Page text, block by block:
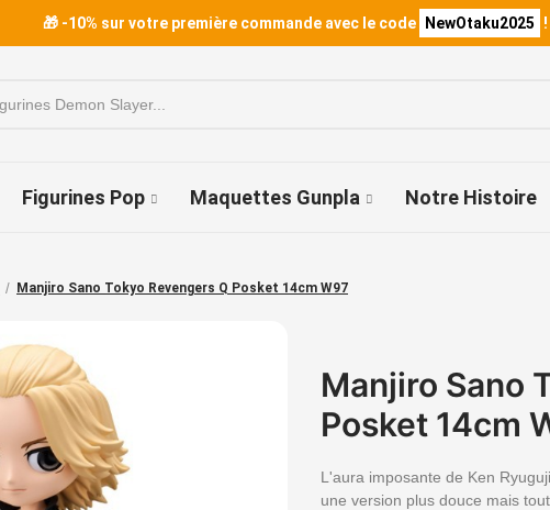
🎁 -10% sur votre première commande avec le code NewOtaku2025
Figurines Pop Maquettes Gunpla Notre Histoire
Manjiro Sano Tokyo Revengers Q Posket 14cm W97
Manjiro Sano
Posket 14cm
L'aura imposante de Ken
une version plus douce mais